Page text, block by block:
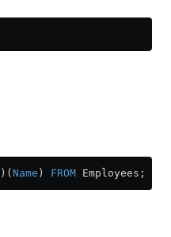
)( Name ) FROM Employees;